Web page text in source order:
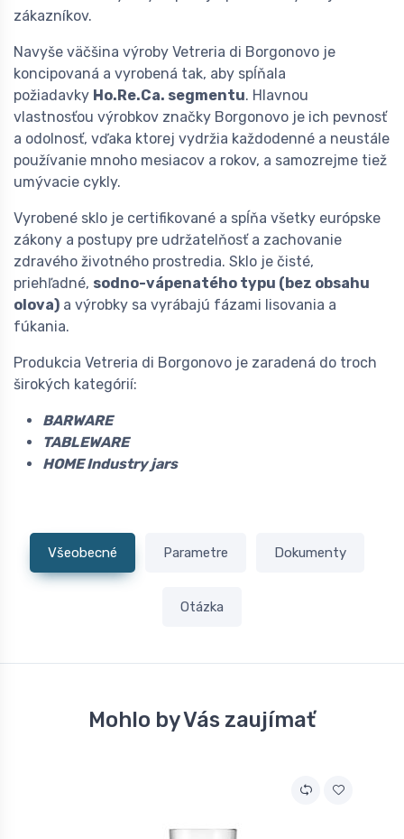
zákazníkov.
Navyše väčšina výroby Vetreria di Borgonovo je
koncipovaná a vyrobená tak, aby spĺňala
požiadavky Ho.Re.Ca. segmentu. Hlavnou
vlastnosťou výrobkov značky Borgonovo je ich pevnosť
a odolnosť, vďaka ktorej vydržia každodenné a neustále
používanie mnoho mesiacov a rokov, a samozrejme tiež
umývacie cykly.
Vyrobené sklo je certifikované a spĺňa všetky európske
zákony a postupy pre udržatelňosť a zachovanie
zdravého životného prostredia. Sklo je čisté,
priehľadné, sodno-vápenatého typu (bez obsahu
olova) a výrobky sa vyrábajú fázami lisovania a
fúkania.
Produkcia Vetreria di Borgonovo je zaradená do troch
širokých kategórií:
BARWARE
TABLEWARE
HOME Industry jars
Všeobecné Parametre Dokumenty
Otázka
Mohlo by Vás zaujímať